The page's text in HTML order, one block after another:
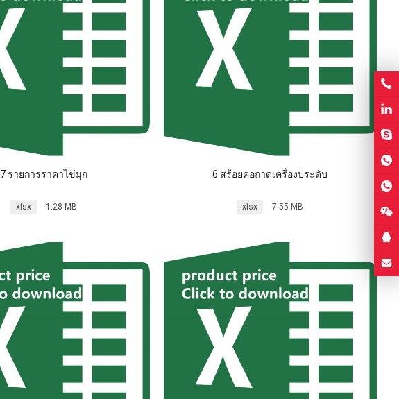
7 รายการราคาไข่มุก
xlsx 1.28 MB
6 สร้อยคอถาดเครื่องประดับ
xlsx 7.55 MB